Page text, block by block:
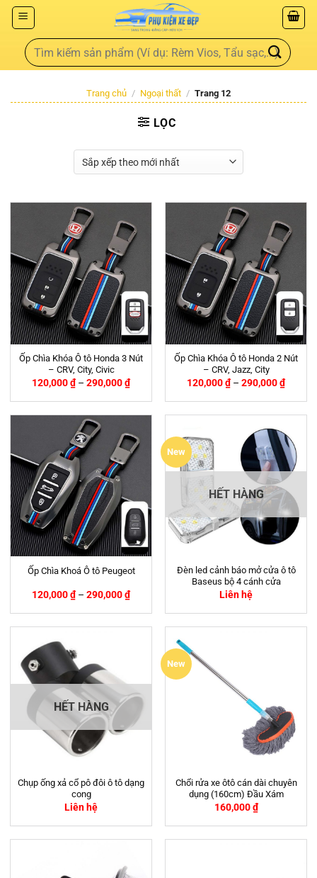
Trang chủ / Ngoại thất / Trang 12
LỌC
Ốp Chìa Khóa Ô tô Honda 3 Nút
– CRV, City, Civic
120,000₫ – 290,000₫
Ốp Chìa Khóa Ô tô Honda 2 Nút
– CRV, Jazz, City
120,000₫ – 290,000₫
Ốp Chìa Khoá Ô tô Peugeot
120,000₫ – 290,000₫
New
HẾT HÀNG
Đèn led cảnh báo mở cửa ô tô
Baseus bộ 4 cánh cửa
Liên hệ
HẾT HÀNG
Chụp ống xả cổ pô đôi ô tô dạng
cong
Liên hệ
New
Chổi rửa xe ôtô cán dài chuyên
dụng (160cm) Đầu Xám
160,000₫